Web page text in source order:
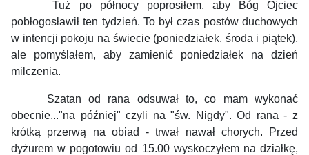
Tuż po północy poprosiłem, aby Bóg Ojciec
pobłogosławił ten tydzień. To był czas postów duchowych
w intencji pokoju na świecie (poniedziałek, środa i piątek),
ale pomyślałem, aby zamienić poniedziałek na dzień
milczenia.
Szatan od rana odsuwał to, co mam wykonać
obecnie..."na później" czyli na "św. Nigdy". Od rana - z
krótką przerwą na obiad - trwał nawał chorych. Przed
dyżurem w pogotowiu od 15.00 wyskoczyłem na działkę,